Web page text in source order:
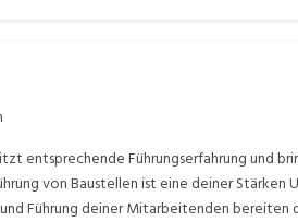
Führungserfahrung und
von Baustellen ist eine deiner Stärken
Führung deiner Mitarbeitenden bereiten